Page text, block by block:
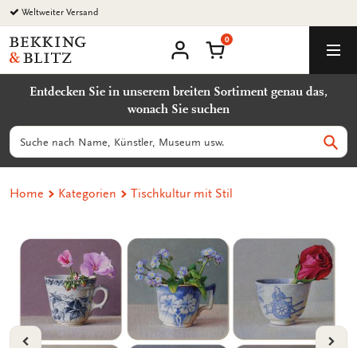
Zurück
zum
Inhalt
Bekking
&
Uitgevers
Warenkorb
0
Entdecken Sie in unserem breiten Sortiment genau das,
wonach Sie suchen
Suchen
Home Kategorien Tischkultur mit Stil